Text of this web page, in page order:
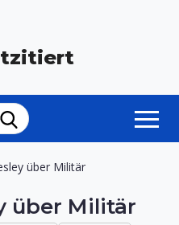
über Militär
über Militär